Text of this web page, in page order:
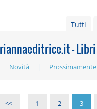
Tutti
- Libri
Novità Prossimamente
<< 1 2 3